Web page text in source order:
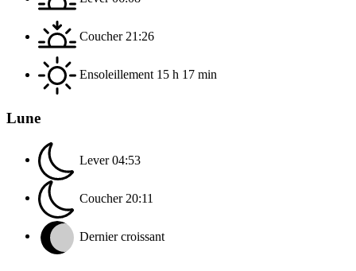
Coucher 21:26
Ensoleillement 15 h 17 min
Lune
Lever 04:53
Coucher 20:11
Dernier croissant